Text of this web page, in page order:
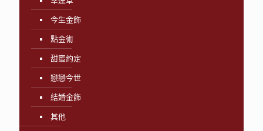
今生金飾
點金術
甜蜜約定
戀戀今世
結婚金飾
其他